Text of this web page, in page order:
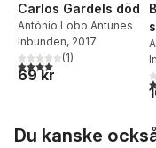
Carlos Gardels död
António Lobo Antunes
Inbunden, 2017
4,0utav 5 stjärnor. Totalt
(1)
69 kr
Du kanske